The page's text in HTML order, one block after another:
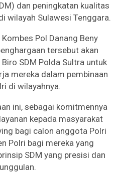
dan peningkatan kualitas
wilayah Sulawesi Tenggara.
Pol Danang Beny
tersebut akan
SDM Polda Sultra untuk
mereka dalam pembinaan
di wilayahnya.
ini, sebagai komitmennya
kepada masyarakat
bagi calon anggota Polri
Polri bagi mereka yang
SDM yang presisi dan